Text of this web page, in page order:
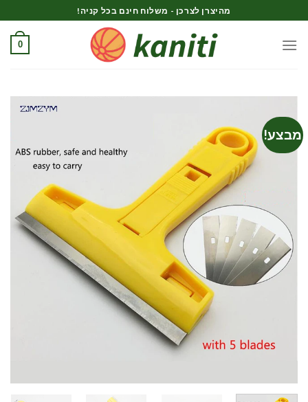
to
content
מהיצרן לצרכן - משלוח חינם בכל קניה!
0
מבצע!